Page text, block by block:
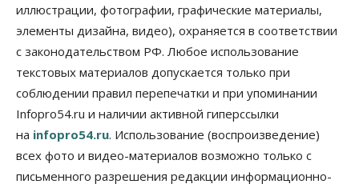
05 Августа 2026, 15:00
Финансы
Криптовалюта в России официально стала
имуществом
05 Августа 2026, 14:00
Недвижимость
Открыты продажи квартир нового дома в
квартале «Цветной бульвар» ГК «Расцветай»
05 Августа 2026, 13:23
иллюстрации, фотографии, графические материалы,
элементы дизайна, видео), охраняется в соответствии
с законодательством РФ. Любое использование
текстовых материалов допускается только при
соблюдении правил перепечатки и при упоминании
Infopro54.ru и наличии активной гиперссылки
на infopro54.ru. Использование (воспроизведение)
всех фото и видео-материалов возможно только с
письменного разрешения редакции информационно-